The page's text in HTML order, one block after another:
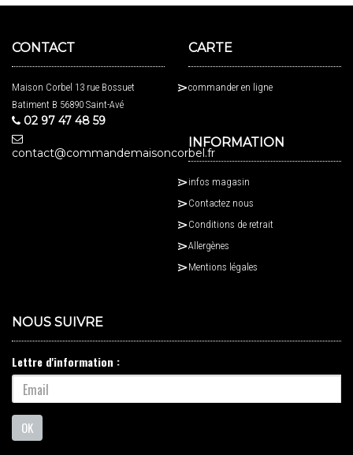
CONTACT
Maison Corbel 13 rue Bossuet
Batiment B 56890 Saint-Avé
02 97 47 48 59
contact@commandemaisoncorbel.fr
CARTE
commander en ligne
INFORMATION
infos magasin
Contactez nous
Conditions de retrait
Allergènes
Mentions légales
NOUS SUIVRE
Lettre d'information :
OK